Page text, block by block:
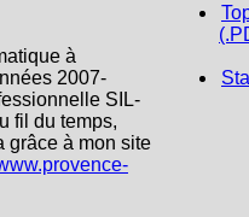
à
2007-
SIL-
fil du temps,
grâce à mon site